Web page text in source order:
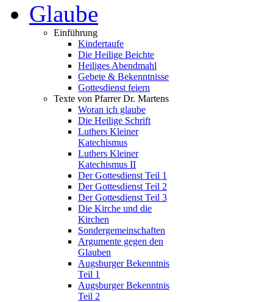
Glaube
Einführung
Kindertaufe
Die Heilige Beichte
Heiliges Abendmahl
Gebete & Bekenntnisse
Gottesdienst feiern
Texte von Pfarrer Dr. Martens
Woran ich glaube
Die Heilige Schrift
Luthers Kleiner
Katechismus
Luthers Kleiner
Katechismus II
Der Gottesdienst Teil 1
Der Gottesdienst Teil 2
Der Gottesdienst Teil 3
Die Kirche und die
Kirchen
Sondergemeinschaften
Argumente gegen den
Glauben
Augsburger Bekenntnis
Teil 1
Augsburger Bekenntnis
Teil 2